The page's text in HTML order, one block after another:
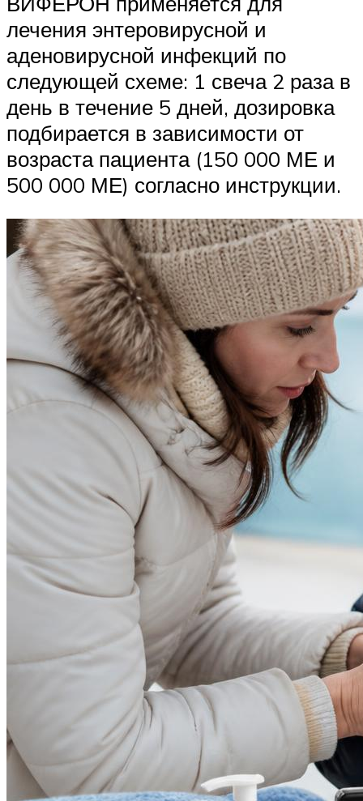
лечения энтеровирусной и
аденовирусной инфекций по
следующей схеме: 1 свеча 2 раза в
день в течение 5 дней, дозировка
подбирается в зависимости от
возраста пациента (150 000 МЕ и
500 000 МЕ) согласно инструкции.